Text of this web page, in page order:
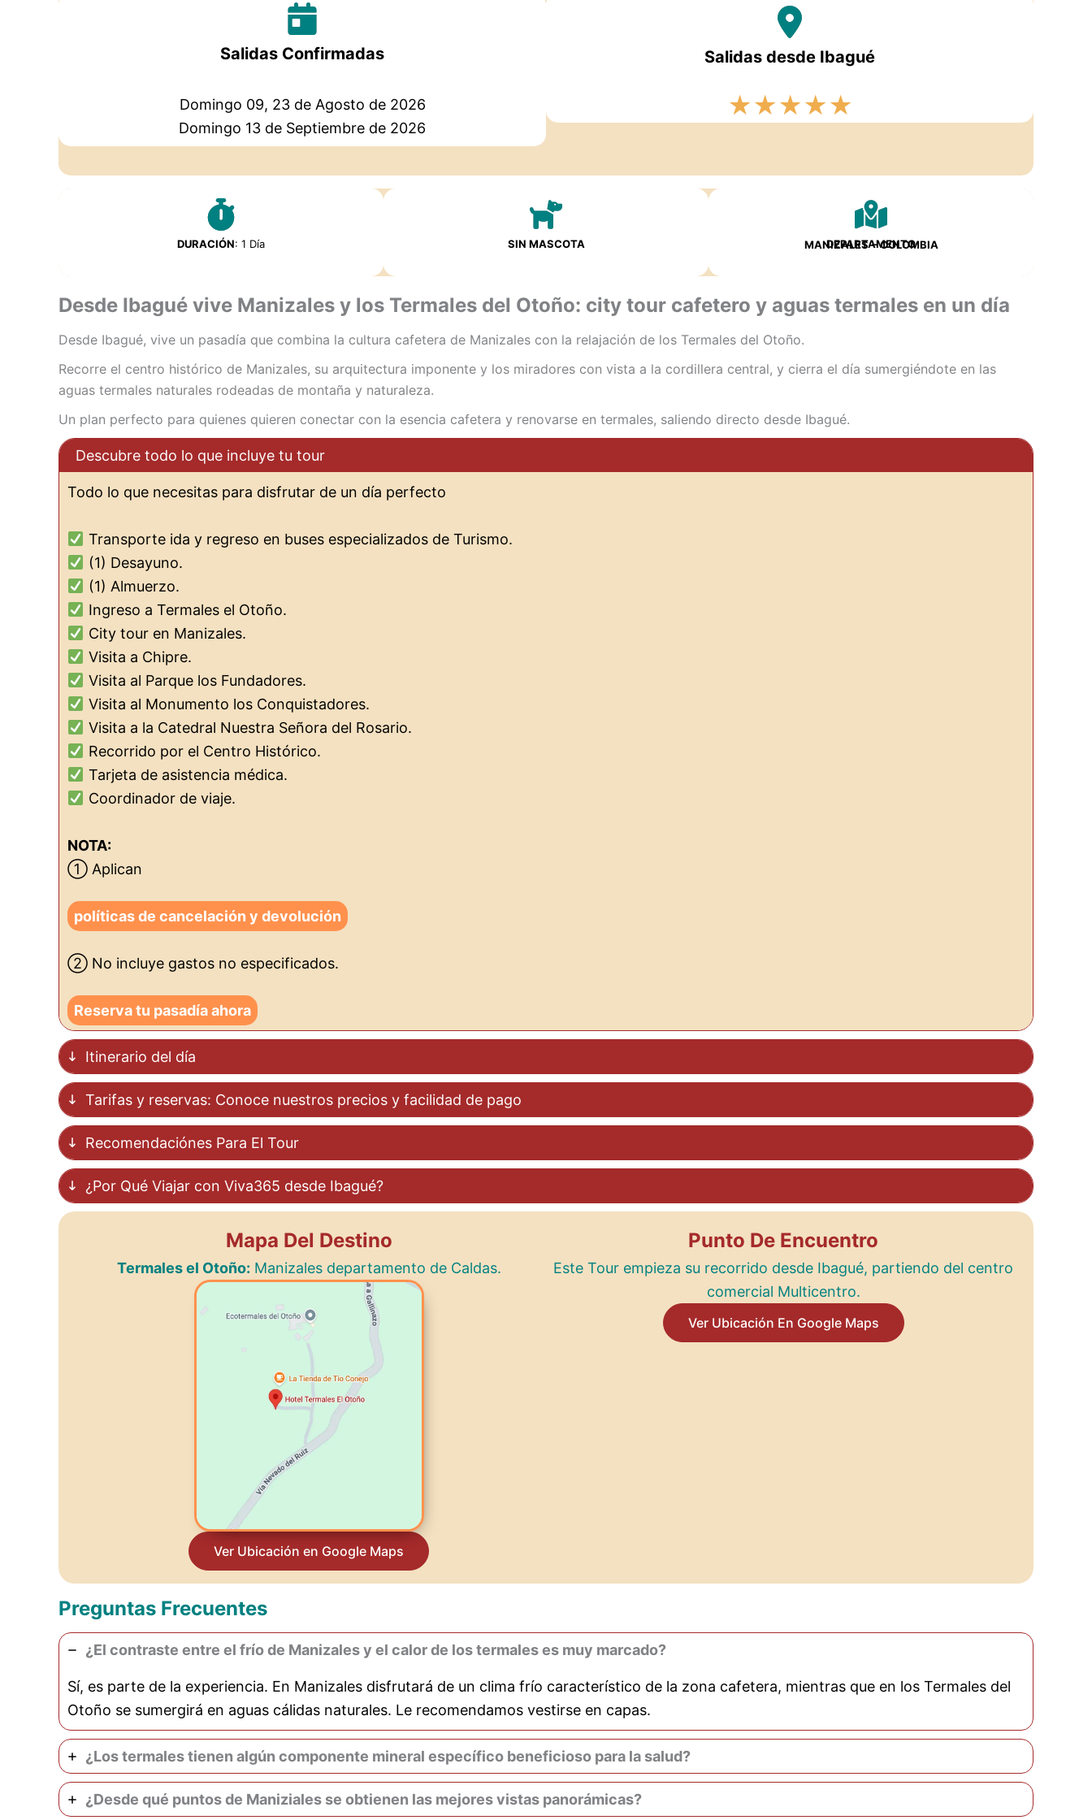
Salidas Confirmadas
Domingo 09, 23 de Agosto de 2026
Domingo 13 de Septiembre de 2026
Salidas desde Ibagué
★★★★★
DURACIÓN: 1 Día SIN MASCOTA DEPARTAMENTO
MANIZALES – COLOMBIA
Desde Ibagué vive Manizales y los Termales del Otoño: city tour cafetero y aguas termales en un día
Desde Ibagué, vive un pasadía que combina la cultura cafetera de Manizales con la relajación de los Termales del Otoño.
Recorre el centro histórico de Manizales, su arquitectura imponente y los miradores con vista a la cordillera central, y cierra el día sumergiéndote en las
aguas termales naturales rodeadas de montaña y naturaleza.
Un plan perfecto para quienes quieren conectar con la esencia cafetera y renovarse en termales, saliendo directo desde Ibagué.
Descubre todo lo que incluye tu tour
Todo lo que necesitas para disfrutar de un día perfecto
Transporte ida y regreso en buses especializados de Turismo.
(1) Desayuno.
(1) Almuerzo.
Ingreso a Termales el Otoño.
City tour en Manizales.
Visita a Chipre.
Visita al Parque los Fundadores.
Visita al Monumento los Conquistadores.
Visita a la Catedral Nuestra Señora del Rosario.
Recorrido por el Centro Histórico.
Tarjeta de asistencia médica.
Coordinador de viaje.
NOTA:
① Aplican
políticas de cancelación y devolución
② No incluye gastos no especificados.
Reserva tu pasadía ahora
Itinerario del día
Tarifas y reservas: Conoce nuestros precios y facilidad de pago
Recomendaciónes Para El Tour
¿Por Qué Viajar con Viva365 desde Ibagué?
Mapa Del Destino
Termales el Otoño: Manizales departamento de Caldas.
Ver Ubicación en Google Maps
Punto De Encuentro
Este Tour empieza su recorrido desde Ibagué, partiendo del centro
comercial Multicentro.
Ver Ubicación En Google Maps
Preguntas Frecuentes
¿El contraste entre el frío de Manizales y el calor de los termales es muy marcado?
Sí, es parte de la experiencia. En Manizales disfrutará de un clima frío característico de la zona cafetera, mientras que en los Termales del
Otoño se sumergirá en aguas cálidas naturales. Le recomendamos vestirse en capas.
¿Los termales tienen algún componente mineral específico beneficioso para la salud?
¿Desde qué puntos de Maniziales se obtienen las mejores vistas panorámicas?